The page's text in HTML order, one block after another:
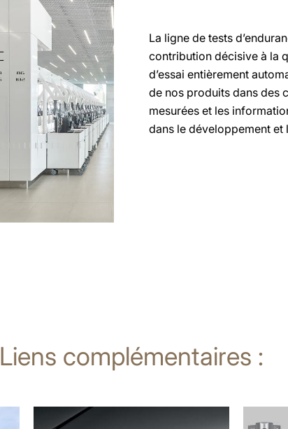
La ligne de tests
contribution décisive à la
d’essai entièrement
de nos produits dans des
mesurées et les
dans le développement
Liens complémentaires :